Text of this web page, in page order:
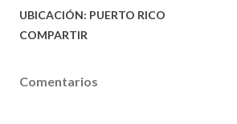
UBICACIÓN: PUERTO RICO
COMPARTIR
Comentarios